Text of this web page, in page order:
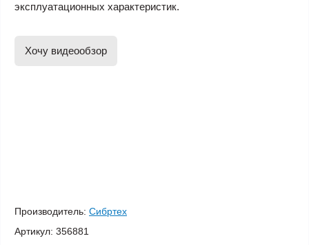
эксплуатационных характеристик.
Хочу видеообзор
Производитель: Сибртех
Артикул: 356881